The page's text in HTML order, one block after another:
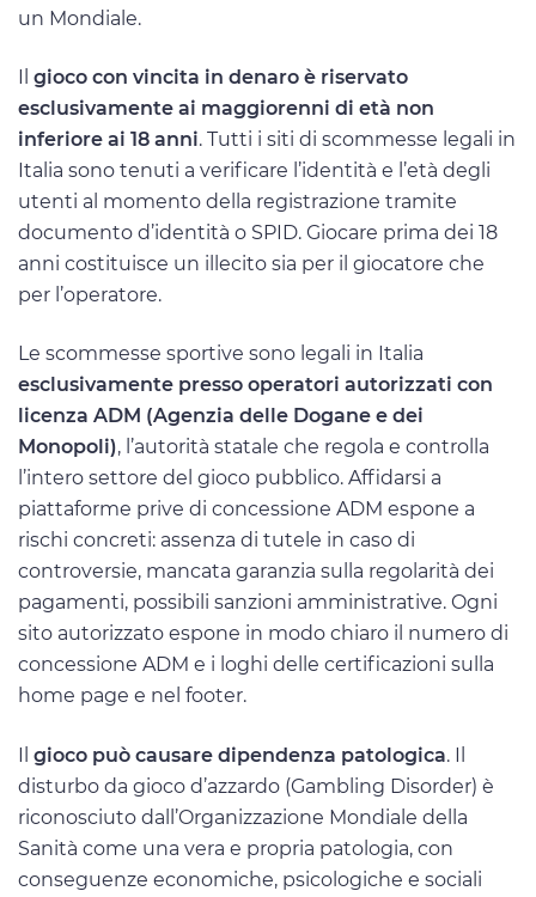
un Mondiale.
gioco con vincita in denaro è riservato
esclusivamente ai maggiorenni di età non
inferiore ai 18 anni. Tutti i siti di scommesse legali in
Italia sono tenuti a verificare l’identità e l’età degli
utenti al momento della registrazione tramite
documento d’identità o SPID. Giocare prima dei 18
anni costituisce un illecito sia per il giocatore che
per l’operatore.
Le scommesse sportive sono legali in Italia
esclusivamente presso operatori autorizzati con
licenza ADM (Agenzia delle Dogane e dei
Monopoli), l’autorità statale che regola e controlla
l’intero settore del gioco pubblico. Affidarsi a
piattaforme prive di concessione ADM espone a
rischi concreti: assenza di tutele in caso di
controversie, mancata garanzia sulla regolarità dei
pagamenti, possibili sanzioni amministrative. Ogni
sito autorizzato espone in modo chiaro il numero di
concessione ADM e i loghi delle certificazioni sulla
home page e nel footer.
Il gioco può causare dipendenza patologica. Il
disturbo da gioco d’azzardo (Gambling Disorder) è
riconosciuto dall’Organizzazione Mondiale della
Sanità come una vera e propria patologia, con
conseguenze economiche, psicologiche e sociali